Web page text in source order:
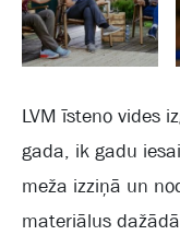
LVM īsteno vides
gada, ik gadu
meža izziņā un
materiālus